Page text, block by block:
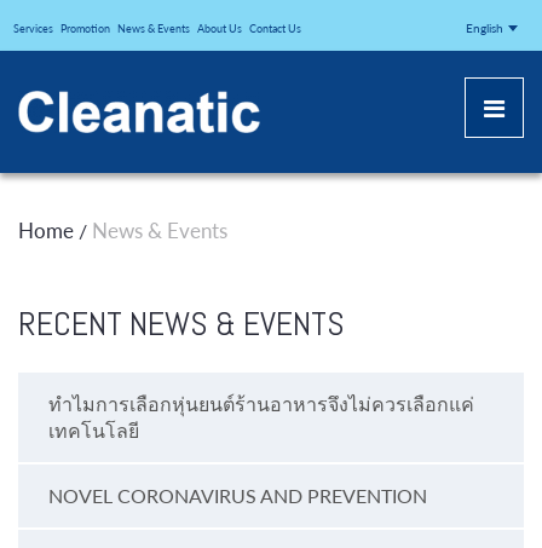
CLEANATICJ
Services Promotion News & Events About Us Contact Us English
Home / News & Events
RECENT NEWS & EVENTS
ทำไมการเลือกหุ่นยนต์ร้านอาหารจึงไม่ควรเลือกแค่
เทคโนโลยี
NOVEL CORONAVIRUS AND PREVENTION